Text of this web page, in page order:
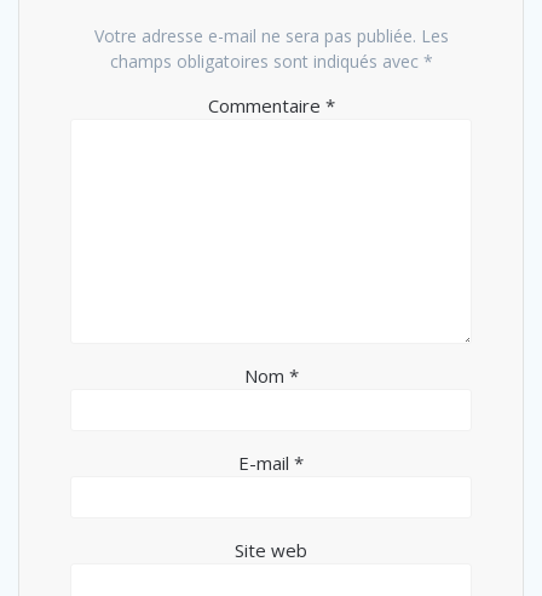
Votre adresse e-mail ne sera pas publiée. Les
champs obligatoires sont indiqués avec *
Commentaire *
Nom *
E-mail *
Site web